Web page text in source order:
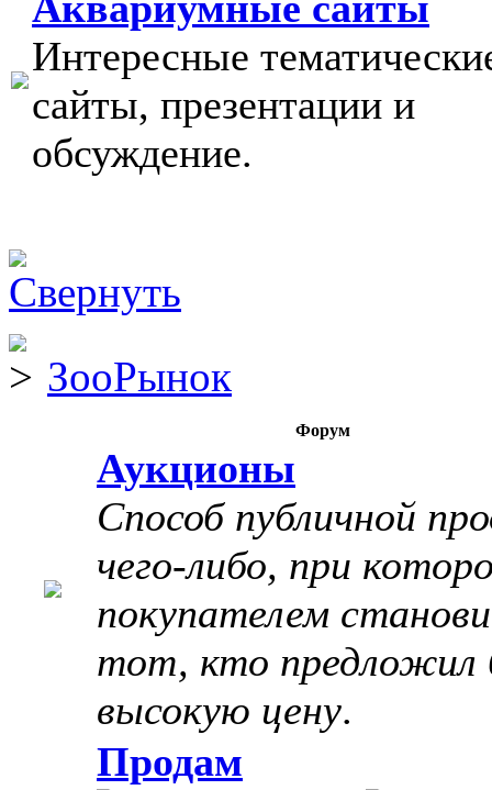
Интересные
сайты, презентации и
обсуждение.
ЗооРынок
Форум
Аукционы
Способ публичной
чего-либо, при
покупателем
тот, кто предложил
высокую цену.
Продам